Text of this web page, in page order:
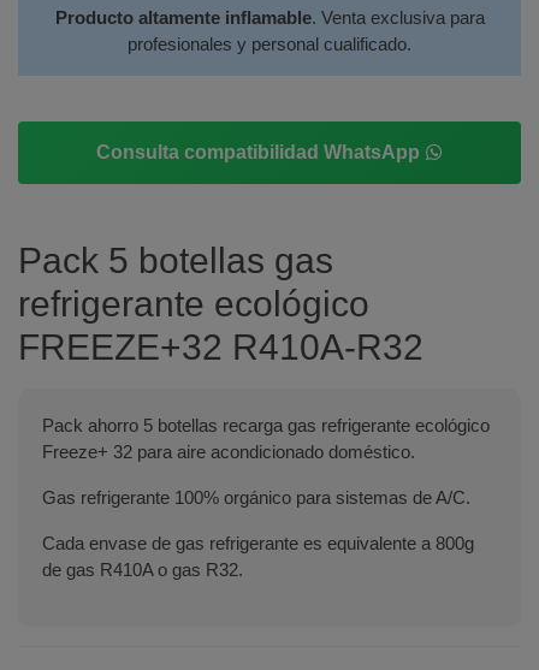
Producto altamente inflamable. Venta exclusiva para
profesionales y personal cualificado.
Consulta compatibilidad WhatsApp
Pack 5 botellas gas
refrigerante ecológico
FREEZE+32 R410A-R32
Pack ahorro 5 botellas recarga gas refrigerante ecológico
Freeze+ 32 para aire acondicionado doméstico.
Gas refrigerante 100% orgánico para sistemas de A/C.
Cada envase de gas refrigerante es equivalente a 800g
de gas R410A o gas R32.